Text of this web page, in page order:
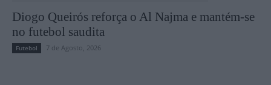
Diogo Queirós reforça o Al Najma e mantém-se
no futebol saudita
Futebol 7 de Agosto, 2026